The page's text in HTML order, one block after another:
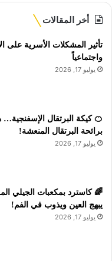
أخر المقالات
تأثير المشكلات الأسرية على
واجتماعياً
يوليو 17, 2026
🍊 كيكة البرتقال
برائحة البرتقال المنعشة!
يوليو 17, 2026
🌈 كاسترد بمكعبات الجيلي
يبهج العين ويذوب في الفم!
يوليو 17, 2026